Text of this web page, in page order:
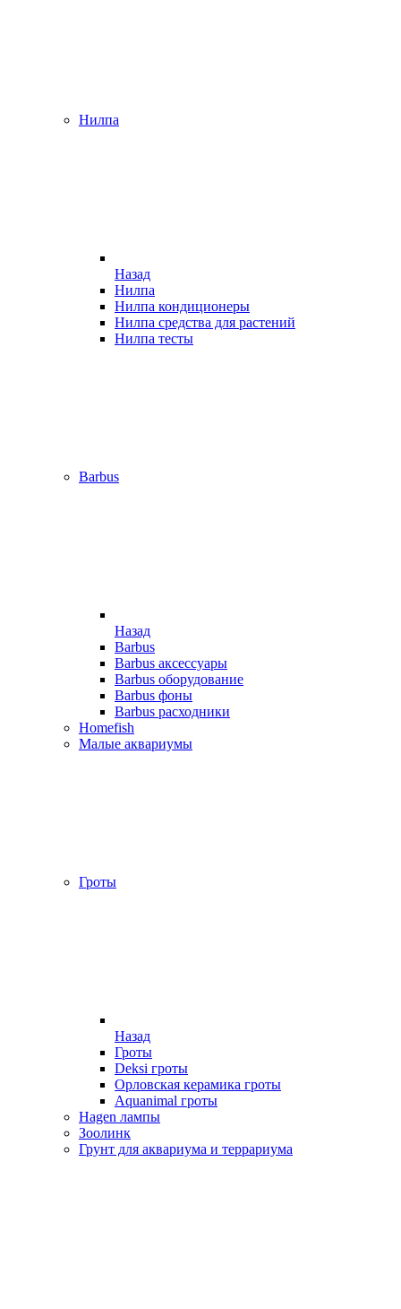
Нилпа
Назад
Нилпа
Нилпа кондиционеры
Нилпа средства для растений
Нилпа тесты
Barbus
Назад
Barbus
Barbus аксессуары
Barbus оборудование
Barbus фоны
Barbus расходники
Homefish
Малые аквариумы
Гроты
Назад
Гроты
Deksi гроты
Орловская керамика гроты
Aquanimal гроты
Hagen лампы
Зоолинк
Грунт для аквариума и террариума